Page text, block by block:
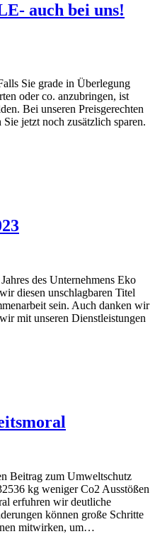
auch bei uns!
Sie grade in Überlegung
oder co. anzubringen, ist
Bei unseren Preisgerechten
jetzt noch zusätzlich sparen.
des Unternehmens Eko
diesen unschlagbaren Titel
sein. Auch danken wir
mit unseren Dienstleistungen
Beitrag zum Umweltschutz
kg weniger Co2 Ausstößen
erfuhren wir deutliche
können große Schritte
mitwirken, um…